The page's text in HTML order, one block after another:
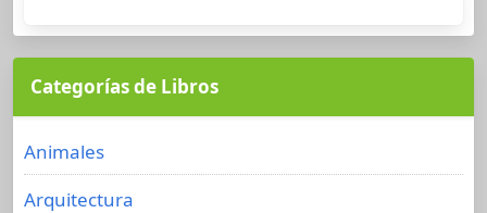
Categorías de Libros
Animales
Arquitectura